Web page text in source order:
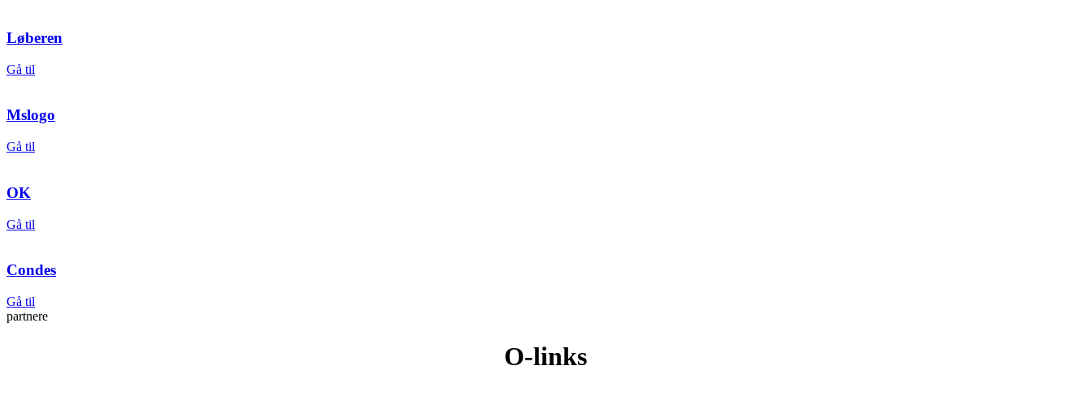
Løberen
Gå til
Mslogo
Gå til
OK
Gå til
Condes
Gå til
partnere
O-links